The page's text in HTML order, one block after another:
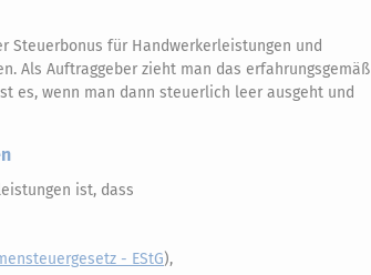
Steuerbonus für Handwerkerleistungen und
Als Auftraggeber zieht man das erfahrungsgemäß
es, wenn man dann steuerlich leer ausgeht und
ist, dass
- EStG),